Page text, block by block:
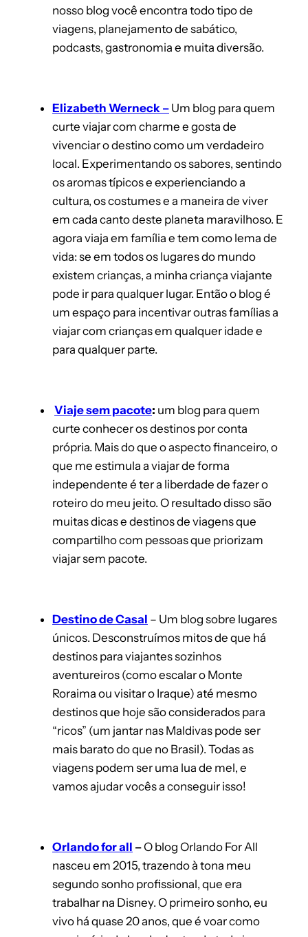
nosso blog você encontra todo tipo de
viagens, planejamento de sabático,
podcasts, gastronomia e muita diversão.
Elizabeth Werneck – Um blog para quem
curte viajar com charme e gosta de
vivenciar o destino como um verdadeiro
local. Experimentando os sabores, sentindo
os aromas típicos e experienciando a
cultura, os costumes e a maneira de viver
em cada canto deste planeta maravilhoso. E
agora viaja em família e tem como lema de
vida: se em todos os lugares do mundo
existem crianças, a minha criança viajante
pode ir para qualquer lugar. Então o blog é
um espaço para incentivar outras famílias a
viajar com crianças em qualquer idade e
para qualquer parte.
Viaje sem pacote: um blog para quem
curte conhecer os destinos por conta
própria. Mais do que o aspecto financeiro, o
que me estimula a viajar de forma
independente é ter a liberdade de fazer o
roteiro do meu jeito. O resultado disso são
muitas dicas e destinos de viagens que
compartilho com pessoas que priorizam
viajar sem pacote.
Destino de Casal – Um blog sobre lugares
únicos. Desconstruímos mitos de que há
destinos para viajantes sozinhos
aventureiros (como escalar o Monte
Roraima ou visitar o Iraque) até mesmo
destinos que hoje são considerados para
“ricos” (um jantar nas Maldivas pode ser
mais barato do que no Brasil). Todas as
viagens podem ser uma lua de mel, e
vamos ajudar vocês a conseguir isso!
Orlando for all –O blog Orlando For All
nasceu em 2015, trazendo à tona meu
segundo sonho profissional, que era
trabalhar na Disney. O primeiro sonho, eu
vivo há quase 20 anos, que é voar como